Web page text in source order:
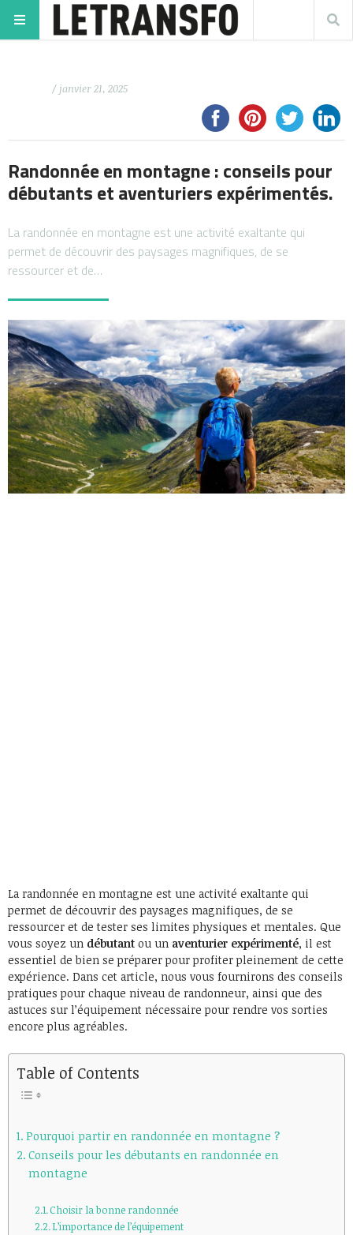
/ janvier 21, 2025
Randonnée en montagne : conseils pour
débutants et aventuriers expérimentés.
La randonnée en montagne est une activité exaltante qui
permet de découvrir des paysages magnifiques, de se
ressourcer et de…
La randonnée en montagne est une activité exaltante qui
permet de découvrir des paysages magnifiques, de se
ressourcer et de tester ses limites physiques et mentales. Que
vous soyez un débutant ou un aventurier expérimenté, il est
essentiel de bien se préparer pour profiter pleinement de cette
expérience. Dans cet article, nous vous fournirons des conseils
pratiques pour chaque niveau de randonneur, ainsi que des
astuces sur l’équipement nécessaire pour rendre vos sorties
encore plus agréables.
Table of Contents
Pourquoi partir en randonnée en montagne ?
Conseils pour les débutants en randonnée en
montagne
Choisir la bonne randonnée
L’importance de l’équipement